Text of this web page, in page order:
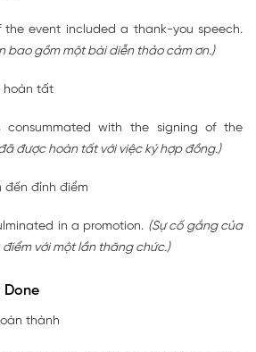
the event included a thank-you speech.
bao gồm một bài diễn thảo cảm ơn.)
hoàn tất
consummated with the signing of the
được hoàn tất với việc ký hợp đồng.)
đến đỉnh điểm
in a promotion. (Sự cố gắng của
với một lần thăng chức.)
Done
thành